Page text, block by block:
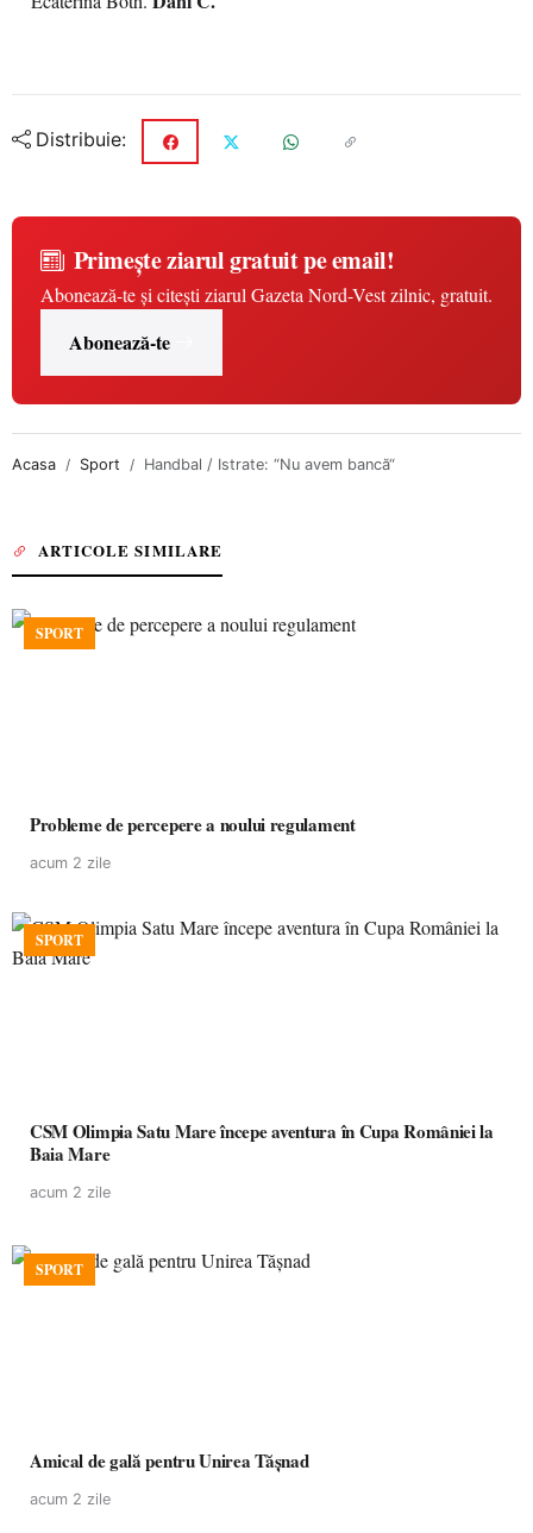
Distribuie:
Primește ziarul gratuit pe email!
Abonează-te și citești ziarul Gazeta Nord-Vest zilnic, gratuit.
Abonează-te
Acasa Sport Handbal / Istrate: “Nu avem bancă“
ARTICOLE SIMILARE
SPORT
Probleme de percepere a noului regulament
acum 2 zile
SPORT
CSM Olimpia Satu Mare începe aventura în Cupa României la
Baia Mare
acum 2 zile
SPORT
Amical de gală pentru Unirea Tășnad
acum 2 zile